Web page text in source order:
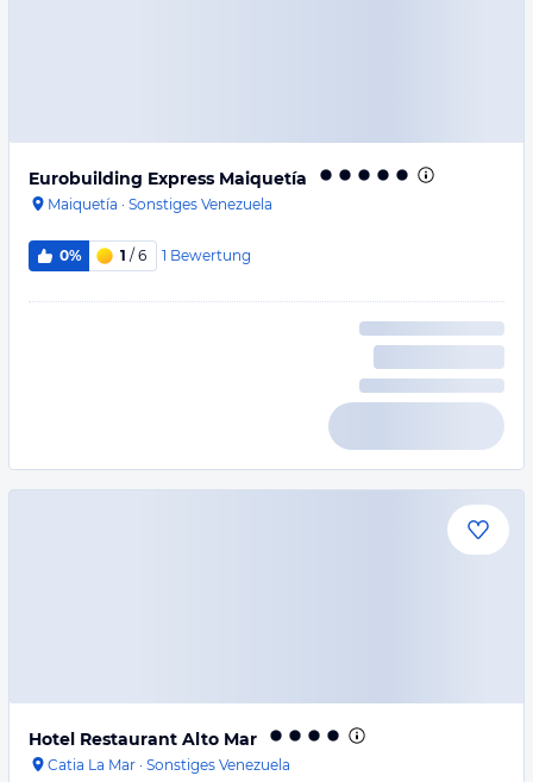
Eurobuilding Express Maiquetía
Maiquetía · Sonstiges Venezuela
0% 1 / 6 1 Bewertung
Hotel Restaurant Alto Mar
Catia La Mar · Sonstiges Venezuela